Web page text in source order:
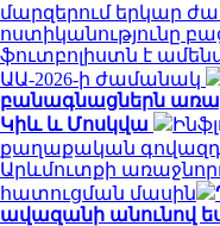
մարզերում երկար
ոստիկանությունը
ֆուտբոլիստն է
ԱԱ-2026-ի ժամանակ
բանագնացներն
Կիև և Մոսկվա
քաղաքական
Արևմուտքի
հատուցման մասին
ավազանի անունով ես